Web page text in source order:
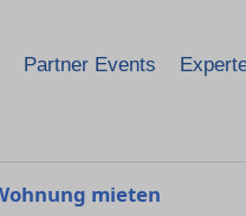
Partner Events
mieten